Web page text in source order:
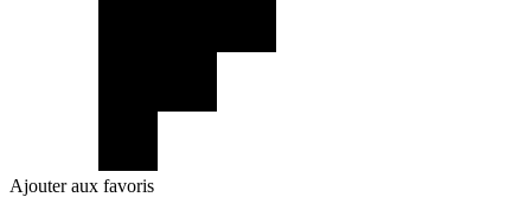
Ajouter aux favoris